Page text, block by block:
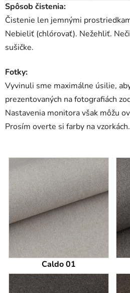
Spôsob čistenia:
Čistenie len jemnými
Nebieliť (chlórovať). Nežehliť.
sušičke.
Fotky:
Vyvinuli sme maximálne úsilie,
prezentovaných na fotografiách
Nastavenia monitora však môžu
Prosím overte si farby na vzorkách.
Caldo 01